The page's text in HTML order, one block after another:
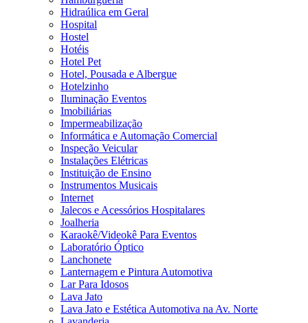
Hidraúlica em Geral
Hospital
Hostel
Hotéis
Hotel Pet
Hotel, Pousada e Albergue
Hotelzinho
Iluminação Eventos
Imobiliárias
Impermeabilização
Informática e Automação Comercial
Inspeção Veicular
Instalações Elétricas
Instituição de Ensino
Instrumentos Musicais
Internet
Jalecos e Acessórios Hospitalares
Joalheria
Karaokê/Videokê Para Eventos
Laboratório Óptico
Lanchonete
Lanternagem e Pintura Automotiva
Lar Para Idosos
Lava Jato
Lava Jato e Estética Automotiva na Av. Norte